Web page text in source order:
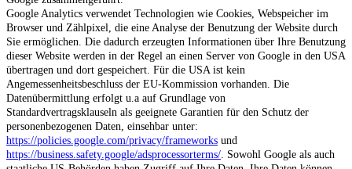
Google Analytics verwendet Technologien wie Cookies, Webspeicher im
Browser und Zählpixel, die eine Analyse der Benutzung der Website durch
Sie ermöglichen. Die dadurch erzeugten Informationen über Ihre Benutzung
dieser Website werden in der Regel an einen Server von Google in den USA
übertragen und dort gespeichert. Für die USA ist kein
Angemessenheitsbeschluss der EU-Kommission vorhanden. Die
Datenübermittlung erfolgt u.a auf Grundlage von
Standardvertragsklauseln als geeignete Garantien für den Schutz der
personenbezogenen Daten, einsehbar unter:
https://policies.google.com/privacy/frameworks und
https://business.safety.google/adsprocessorterms/ . Sowohl Google als auch